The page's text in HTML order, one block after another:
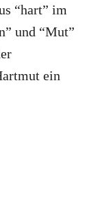
“hart” im
und “Mut”
ein